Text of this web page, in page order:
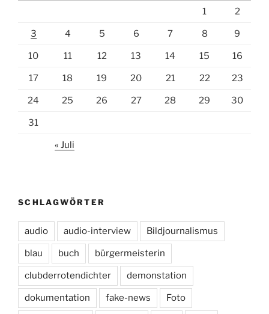
1 2
3 4 5 6 7 8 9
10 11 12 13 14 15 16
17 18 19 20 21 22 23
24 25 26 27 28 29 30
31
« Juli
SCHLAGWÖRTER
audio audio-interview Bildjournalismus
blau buch bürgermeisterin
clubderrotendichter demonstation
dokumentation fake-news Foto